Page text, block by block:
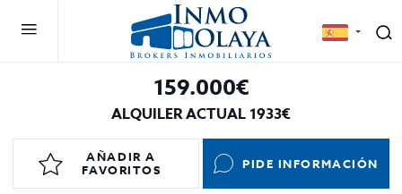
159.000€
ALQUILER ACTUAL 1933€
AÑADIR A
FAVORITOS
PIDE INFORMACIÓN